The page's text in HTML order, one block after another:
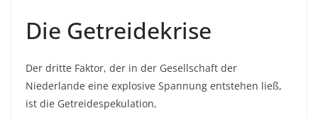
Die Getreidekrise
Der dritte Faktor, der in der Gesellschaft der
Niederlande eine explosive Spannung entstehen ließ,
ist die Getreidespekulation,